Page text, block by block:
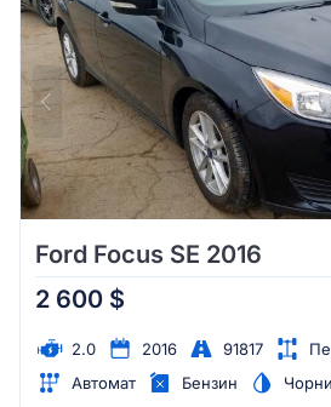
Ford Focus SE 2016
2 600 $
2.0 2016 91817
Автомат
Бензин